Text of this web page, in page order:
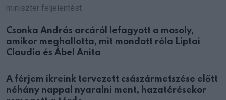
miniszter feljelentést
Csonka András arcáról lefagyott a mosoly,
amikor meghallotta, mit mondott róla Liptai
Claudia és Ábel Anita
A férjem ikreink tervezett császármetszése előtt
néhány nappal nyaralni ment, hazatérésekor